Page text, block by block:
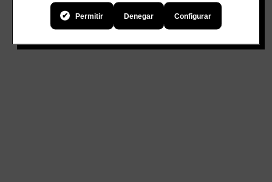
Permitir Denegar Configurar